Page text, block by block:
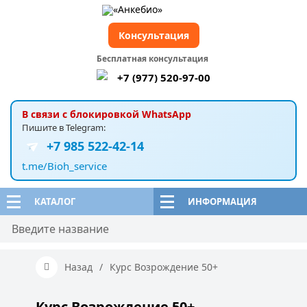
КАТАЛОГ ИНФОРМАЦИЯ
В связи с блокировкой WhatsApp
Пишите в Telegram:
+7 985 522-42-14
t.me/Bioh_service
Бесплатная консультация
+7 (977) 520-97-00
Консультация
Назад / Курс Возрождение 50+